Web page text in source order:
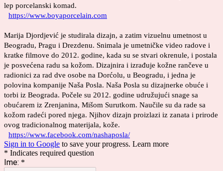
lep porcelanski komad.
https://www.boyaporcelain.com
Marija Djordjević je studirala dizajn, a zatim vizuelnu umetnost u
Beogradu, Pragu i Drezdenu. Snimala je umetničke video radove i
kratke filmove do 2012. godine, kada su se stvari okrenule, i postala
je posvećena radu sa kožom. Dizajnira i izrađuje kožne rančeve u
radionici za rad dve osobe na Dorćolu, u Beogradu, i jedna je
polovina kompanije Naša Posla. Naša Posla su dizajnerke obuće i
torbi iz Beograda. Počele su 2012. godine udružujući snage sa
obućarem iz Zrenjanina, Mišom Surutkom. Naučile su da rade sa
kožom radeći pored njega. Njihov dizajn proizlazi iz zanata i prirode
ovog tradicionalnog materijala, kože.
https://www.facebook.com/nashaposla/
Sign in to Google to save your progress. Learn more
* Indicates required question
Ime: *